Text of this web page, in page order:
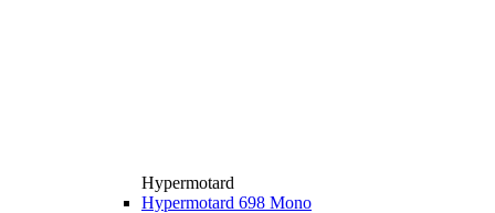
Hypermotard
Hypermotard 698 Mono